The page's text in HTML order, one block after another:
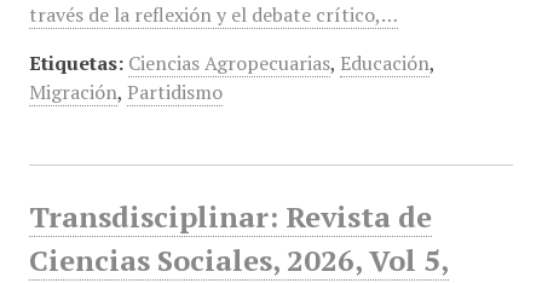
través de la reflexión y el debate crítico,…
Etiquetas: Ciencias Agropecuarias, Educación,
Migración, Partidismo
Transdisciplinar: Revista de
Ciencias Sociales, 2026, Vol 5,